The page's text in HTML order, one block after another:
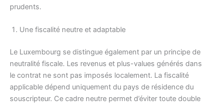
prudents.
Une fiscalité neutre et adaptable
Le Luxembourg se distingue également par un principe de
neutralité fiscale. Les revenus et plus-values générés dans
le contrat ne sont pas imposés localement. La fiscalité
applicable dépend uniquement du pays de résidence du
souscripteur. Ce cadre neutre permet d’éviter toute double